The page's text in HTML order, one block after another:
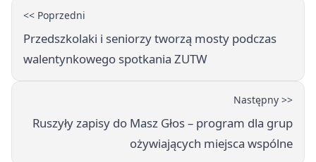
<< Poprzedni
Przedszkolaki i seniorzy tworzą mosty podczas
walentynkowego spotkania ZUTW
Następny >>
Ruszyły zapisy do Masz Głos – program dla grup
ożywiających miejsca wspólne